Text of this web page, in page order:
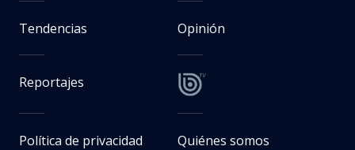
Tendencias Opinión
Reportajes
Política de privacidad Quiénes somos